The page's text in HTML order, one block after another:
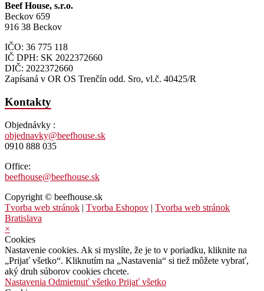
Beef House, s.r.o.
Beckov 659
916 38 Beckov
IČO: 36 775 118
IČ DPH: SK 2022372660
DIČ: 2022372660
Zapísaná v OR OS Trenčín odd. Sro, vl.č. 40425/R
Kontakty
Objednávky :
objednavky@beefhouse.sk
0910 888 035
Office:
beefhouse@beefhouse.sk
Copyright © beefhouse.sk
Tvorba web stránok | Tvorba Eshopov | Tvorba web stránok
Bratislava
×
Cookies
Nastavenie cookies. Ak si myslíte, že je to v poriadku, kliknite na
„Prijať všetko“. Kliknutím na „Nastavenia“ si tiež môžete vybrať,
aký druh súborov cookies chcete.
Nastavenia Odmietnuť všetko Prijať všetko